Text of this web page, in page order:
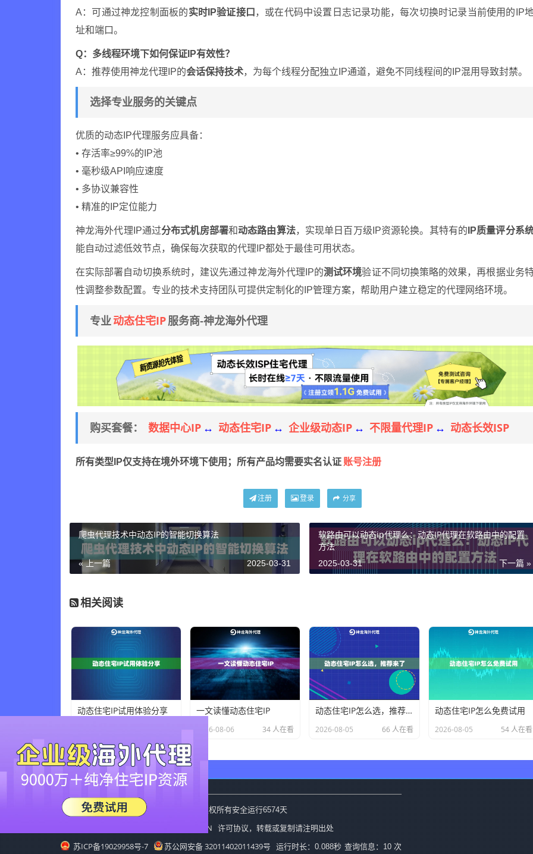
A：可通过神龙控制面板的实时IP验证接口 ，或在代码中设置日志记录功能，每次切换时记录当前使用的IP
址和端口。
Q：多线程环境下如何保证IP有效性？
A：推荐使用神龙代理IP的会话保持技术，为每个线程分配独立IP通道，避免不同线程间的IP混用导致封禁。
选择专业服务的关键点
优质的动态IP代理服务应具备：
• 存活率≥99%的IP池
• 毫秒级API响应速度
• 多协议兼容性
• 精准的IP定位能力
神龙海外代理IP通过分布式机房部署和动态路由算法，实现单日百万级IP资源轮换。其特有的 IP质量评分系
能自动过滤低效节点，确保每次获取的代理IP都处于最佳可用状态。
在实际部署自动切换系统时，建议先通过神龙海外代理IP的测试环境验证不同切换策略的效果，再根据业务
性调整参数配置。专业的技术支持团队可提供定制化的IP管理方案，帮助用户建立稳定的代理网络环境。
专业 动态住宅IP 服务商-神龙海外代理
购买套餐： 数据中心IP ↔ 动态住宅IP ↔ 企业级动态IP ↔ 不限量代理IP ↔ 动态长效ISP
所有类型IP仅支持在境外环境下使用；所有产品均需要实名认证 账号注册
注册 登录 分享
爬虫代理技术中动态IP的智能切换算法
« 上一篇 2025-03-31
软路由可以动态ip代理么：动态IP代理在软路由中的配置
方法
下一篇 »
2025-03-31
相关阅读
动态住宅IP试用体验分享 一文读懂动态住宅IP
2026-08-06 34 人在看
动态住宅IP怎么选，推荐来了
2026-08-05 66 人在看
动态住宅IP怎么免费试用
2026-08-05 54 人在看
Copyright 2015-2019 神龙海外动态IP 版权所有安全运行6574天
CC BY-NC-SA 3.0 CN 许可协议，转载或复制请注明出处
苏ICP备19029958号-7 苏公网安备 32011402011439号 运行时长：0.088秒 查询信息：10 次